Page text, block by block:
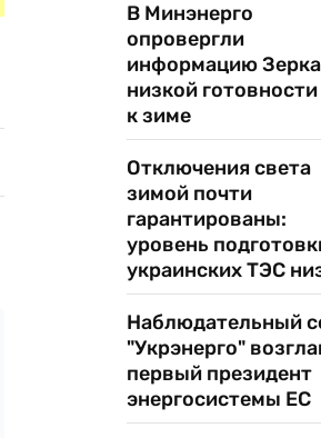
В Минэнерго
опровергли
информацию
низкой
к зиме
Отключения света
зимой почти
гарантированы:
уровень
украинских ТЭС
Наблюдательный
"Укрэнерго"
первый президент
энергосистемы ЕС